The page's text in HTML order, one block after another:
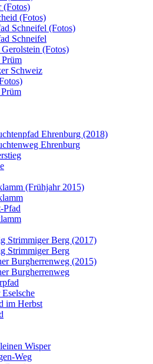
(Fotos)
(Fotos)
Schneifel (Fotos)
Schneifel
(Fotos)
Schweiz
Ehrenburg (2018)
Ehrenburg
(Frühjahr 2015)
Pfad
Strimmiger Berg (2017)
Strimmiger Berg
Burgherrenweg (2015)
Burgherrenweg
im Herbst
Wisper
Weg